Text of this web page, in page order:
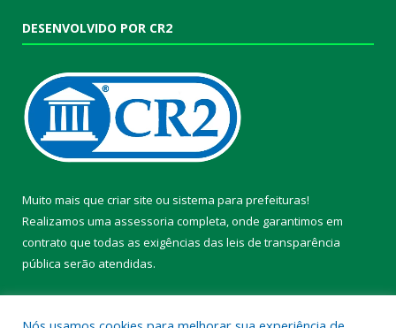
DESENVOLVIDO POR CR2
Muito mais que criar site ou sistema para prefeituras!
Realizamos uma assessoria completa, onde garantimos em
contrato que todas as exigências das leis de transparência
pública serão atendidas.